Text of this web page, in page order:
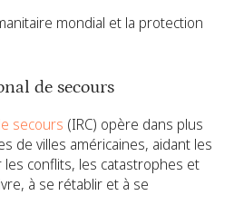
mondial et la protection
de secours
secours (IRC) opère dans plus
de villes américaines, aidant les
conflits, les catastrophes et
à se rétablir et à se